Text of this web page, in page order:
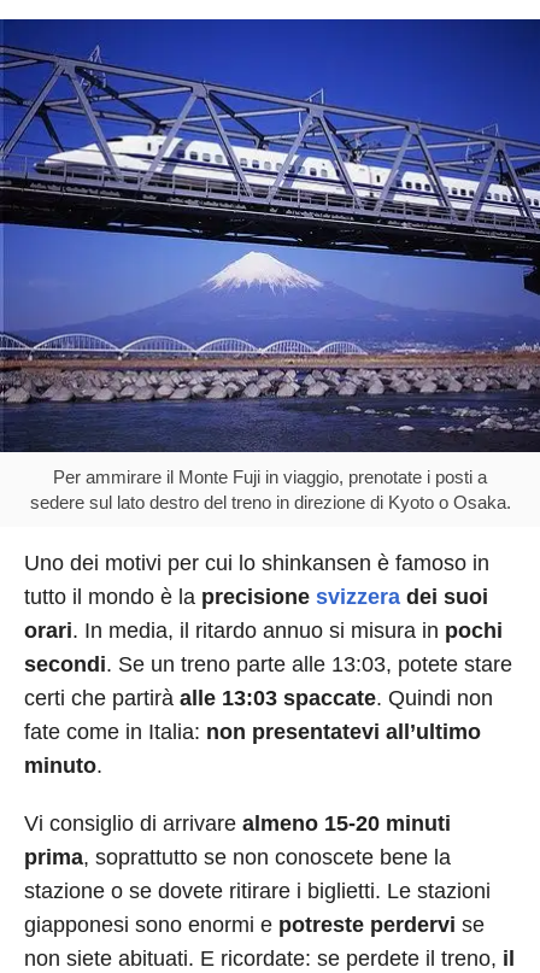
Per ammirare il Monte Fuji in viaggio, prenotate i posti a
sedere sul lato destro del treno in direzione di Kyoto o Osaka.
Uno dei motivi per cui lo shinkansen è famoso in
tutto il mondo è la precisione svizzera dei suoi
orari. In media, il ritardo annuo si misura in pochi
secondi. Se un treno parte alle 13:03, potete stare
certi che partirà alle 13:03 spaccate. Quindi non
fate come in Italia: non presentatevi all’ultimo
minuto.
Vi consiglio di arrivare almeno 15-20 minuti
prima, soprattutto se non conoscete bene la
stazione o se dovete ritirare i biglietti. Le stazioni
giapponesi sono enormi e potreste perdervi se
non siete abituati. E ricordate: se perdete il treno, il